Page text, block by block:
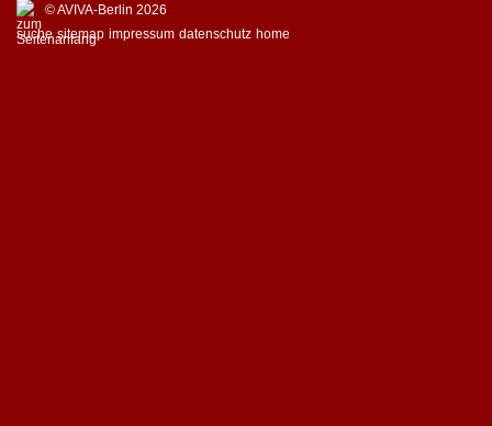
© AVIVA-Berlin 2026
suche sitemap impressum datenschutz home